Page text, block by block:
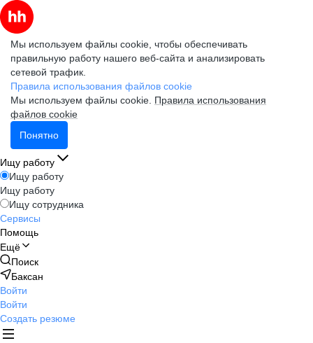
Мы используем файлы cookie, чтобы обеспечивать
правильную работу нашего веб-сайта и анализировать
сетевой трафик.
Правила использования файлов cookie
Мы используем файлы cookie. Правила использования
файлов cookie
Понятно
Ищу работу
Ищу работу
Ищу работу
Ищу сотрудника
Сервисы
Помощь
Ещё
Поиск
Баксан
Войти
Войти
Создать резюме